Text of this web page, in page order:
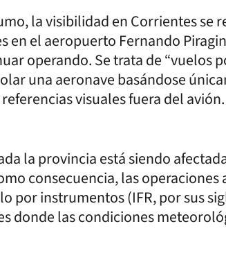
la visibilidad en Corrientes se
en el aeropuerto Fernando
operando. Se trata de “vuelos
una aeronave basándose
visuales fuera del avión.
la provincia está siendo
consecuencia, las
por instrumentos (IFR, por sus
donde las condiciones